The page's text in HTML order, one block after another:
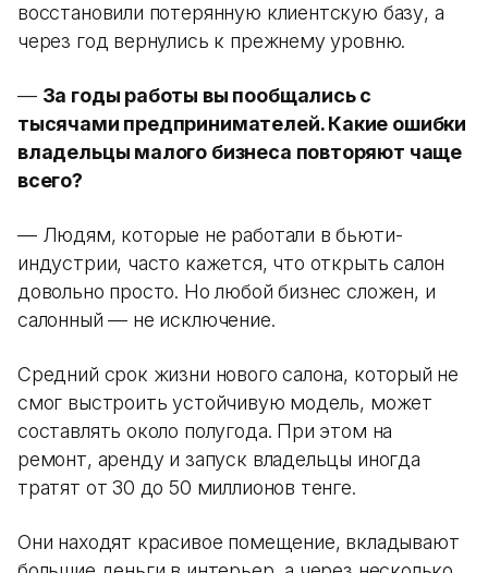
восстановили потерянную клиентскую базу, а
через год вернулись к прежнему уровню.
— За годы работы вы пообщались с
тысячами предпринимателей. Какие ошибки
владельцы малого бизнеса повторяют чаще
всего?
— Людям, которые не работали в бьюти-
индустрии, часто кажется, что открыть салон
довольно просто. Но любой бизнес сложен, и
салонный — не исключение.
Средний срок жизни нового салона, который не
смог выстроить устойчивую модель, может
составлять около полугода. При этом на
ремонт, аренду и запуск владельцы иногда
тратят от 30 до 50 миллионов тенге.
Они находят красивое помещение, вкладывают